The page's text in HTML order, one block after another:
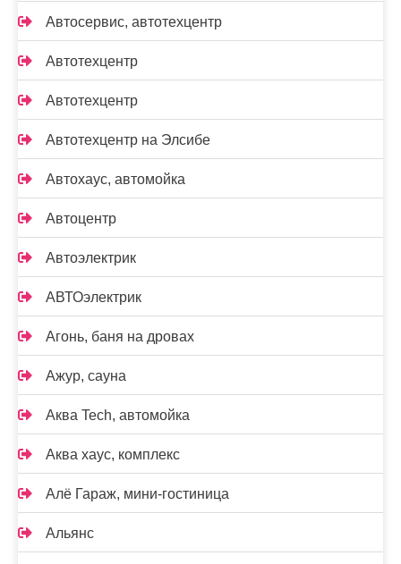
Автосервис, автотехцентр
Автотехцентр
Автотехцентр
Автотехцентр на Элсибе
Автохаус, автомойка
Автоцентр
Автоэлектрик
АВТОэлектрик
Агонь, баня на дровах
Ажур, сауна
Аква Tech, автомойка
Аква хаус, комплекс
Алё Гараж, мини-гостиница
Альянс